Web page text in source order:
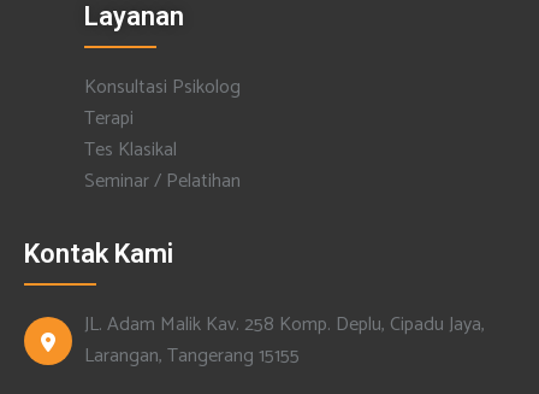
Layanan
Konsultasi Psikolog
Terapi
Tes Klasikal
Seminar / Pelatihan
Kontak Kami
JL. Adam Malik Kav. 258 Komp. Deplu, Cipadu Jaya,
Larangan, Tangerang 15155